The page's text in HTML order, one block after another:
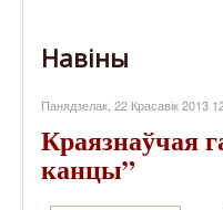
Навіны
Панядзелак, 22 Красавік 2013
Краязнаўчая
канцы”